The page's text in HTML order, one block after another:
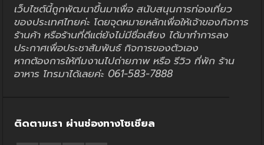
เว็บไซต์นี้ถูกพัฒนาขึ้นมาเพื่อ สนับสนุนการท่องเที่ยว
ของประเทศไทยค่ะ โดยจุดหมายหลักเพื่อให้เจ้าของกิจการ
ร้านค้า หรือร้านที่ดีแต่ยังไม่มีชื่อเสียง ได้มาทำการลง
ประกาศเพื่อประชาสัมพันธ์ กิจการของตัวเอง
หากต้องการให้ทีมงานไปถ่ายภาพ หรือ รีวิว ที่พัก ร้าน
อาหาร โทรมาได้เลยค่ะ 061-583-7888
ติดตามเรา ผ่านช่องทางโซเชียล